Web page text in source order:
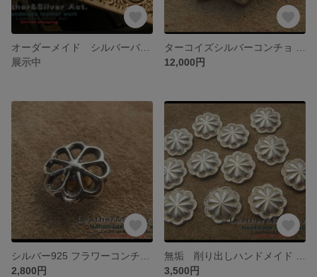
展示中
12,000円
2,800円
3,500円